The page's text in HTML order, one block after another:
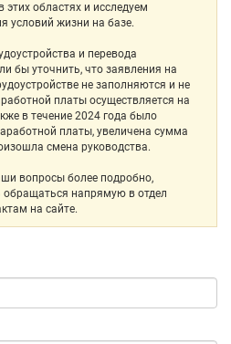
областях и исследуем
условий жизни на базе.
и перевода
бы уточнить, что заявления на
не заполняются и не
платы осуществляется на
в течение 2024 года было
платы, увеличена сумма
смена руководства.
вопросы более подробно,
обращаться напрямую в отдел
на сайте.